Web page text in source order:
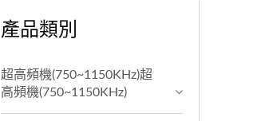
產品類別
超高頻機(750~1150KHz)超
高頻機(750~1150KHz)